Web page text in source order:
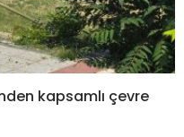
kapsamlı çevre